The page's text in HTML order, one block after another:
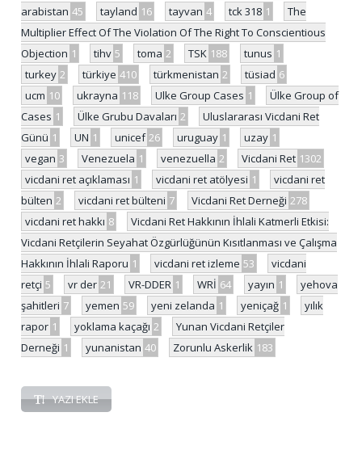
arabistan 45 tayland 16 tayvan 4 tck 318 1
The
Multiplier Effect Of The Violation Of The Right To Conscientious
Objection 1 tihv 5 toma 2 TSK 188 tunus 1
turkey 2 türkiye 410 türkmenistan 2 tüsiad 6
ucm 10 ukrayna 118 Ulke Group Cases 1
Ülke Group of
Cases 1 Ülke Grubu Davaları 2
Uluslararası Vicdani Ret
Günü 1 UN 1 unicef 26 uruguay 1 uzay 1
vegan 3 Venezuela 1 venezuella 2 Vicdani Ret 1302
vicdani ret açıklaması 1 vicdani ret atölyesi 1
vicdani ret
bülten 2 vicdani ret bülteni 7 Vicdani Ret Derneği 278
vicdani ret hakkı 8
Vicdani Ret Hakkının İhlali Katmerli Etkisi:
Vicdani Retçilerin Seyahat Özgürlüğünün Kısıtlanması ve Çalışma
Hakkının İhlali Raporu 1 vicdani ret izleme 53
vicdani
retçi 5 vr der 21 VR-DDER 1 WRİ 64 yayın 1
yehova
şahitleri 7 yemen 59 yeni zelanda 1 yeniçağ 1
yılık
rapor 1 yoklama kaçağı 2
Yunan Vicdani Retçiler
Derneği 1 yunanistan 40 Zorunlu Askerlik 183
YAZI EKLE